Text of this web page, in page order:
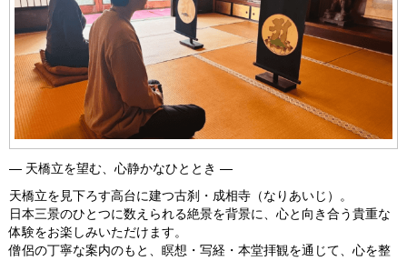
— 天橋立を望む、心静かなひととき —
天橋立を見下ろす高台に建つ古刹・成相寺（なりあいじ）。
日本三景のひとつに数えられる絶景を背景に、心と向き合う貴重な
体験をお楽しみいただけます。
僧侶の丁寧な案内のもと、瞑想・写経・本堂拝観を通じて、心を整